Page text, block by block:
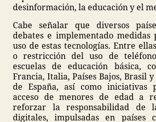
desinformación, la educación y el
Cabe señalar que diversos
debates e implementado
uso de estas tecnologías. Entre
o restricción del uso de
escuelas de educación básica,
Francia, Italia, Países Bajos, Brasil
de España, así como
acceso de menores de edad a
reforzar la responsabilidad de
digitales, impulsadas en países